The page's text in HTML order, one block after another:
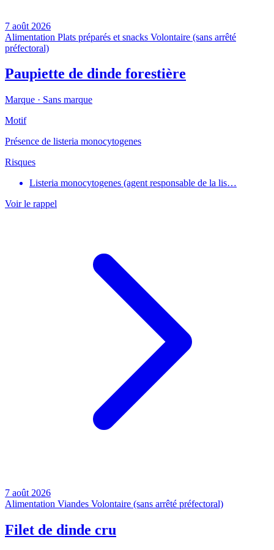
7 août 2026
Alimentation Plats préparés et snacks Volontaire (sans arrêté
préfectoral)
Paupiette de dinde forestière
Marque · Sans marque
Motif
Présence de listeria monocytogenes
Risques
Listeria monocytogenes (agent responsable de la lis…
Voir le rappel
7 août 2026
Alimentation Viandes Volontaire (sans arrêté préfectoral)
Filet de dinde cru